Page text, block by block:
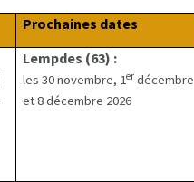
Prochaines dates
Lempdes (63) :
les 30 novembre, 1er décembre
et 8 décembre 2026